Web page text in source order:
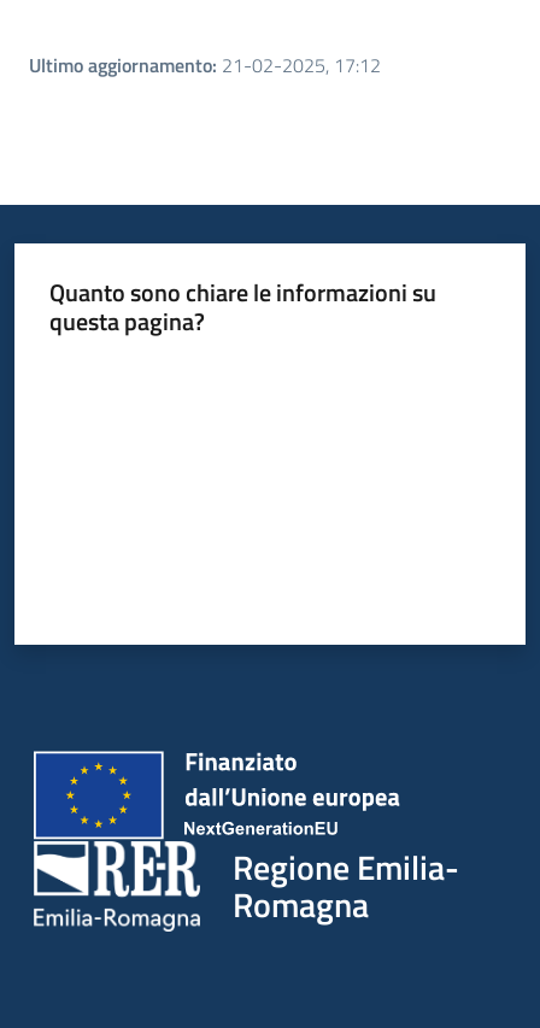
Ultimo aggiornamento: 21-02-2025, 17:12
Quanto sono chiare le informazioni su
questa pagina?
Regione Emilia-
Romagna